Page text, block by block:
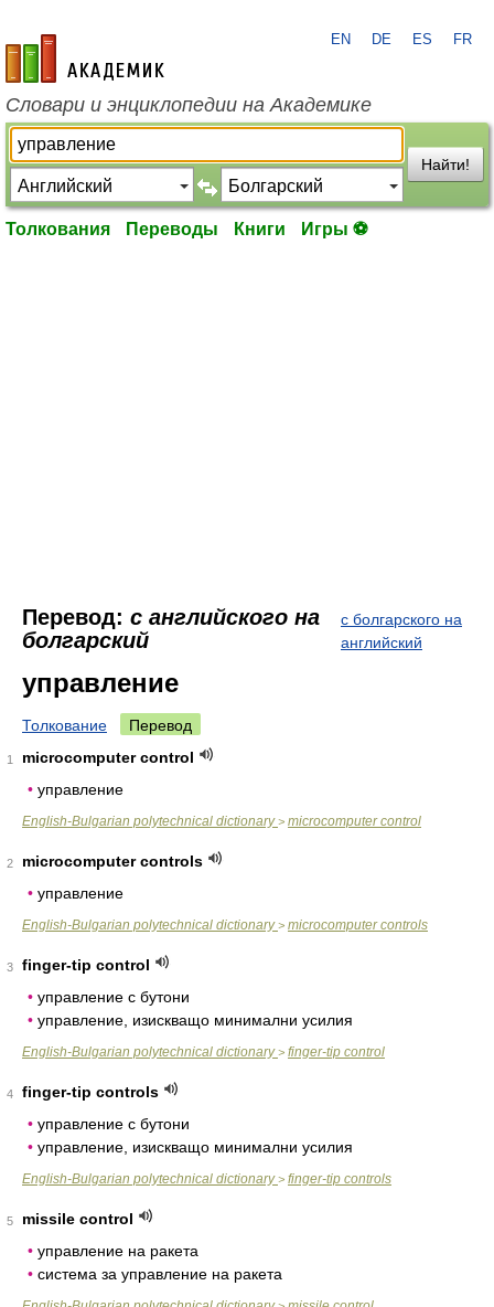
academic.ru
EN DE ES FR
Словари и энциклопедии на Академике
Найти!
Толкования Переводы Книги Игры ⚽
Перевод: с английского на
болгарский
с болгарского на
английский
управление
Толкование Перевод
1
microcomputer control
• управление
English-Bulgarian polytechnical dictionary> microcomputer control
2
microcomputer controls
• управление
English-Bulgarian polytechnical dictionary> microcomputer controls
3
finger-tip control
• управление с бутони
• управление, изискващо минимални усилия
English-Bulgarian polytechnical dictionary> finger-tip control
4
finger-tip controls
• управление с бутони
• управление, изискващо минимални усилия
English-Bulgarian polytechnical dictionary> finger-tip controls
5
missile control
• управление на ракета
• система за управление на ракета